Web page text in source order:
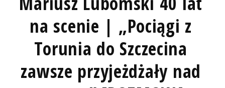
na scenie | „Pociągi z
Torunia do Szczecina
zawsze przyjeżdżały nad